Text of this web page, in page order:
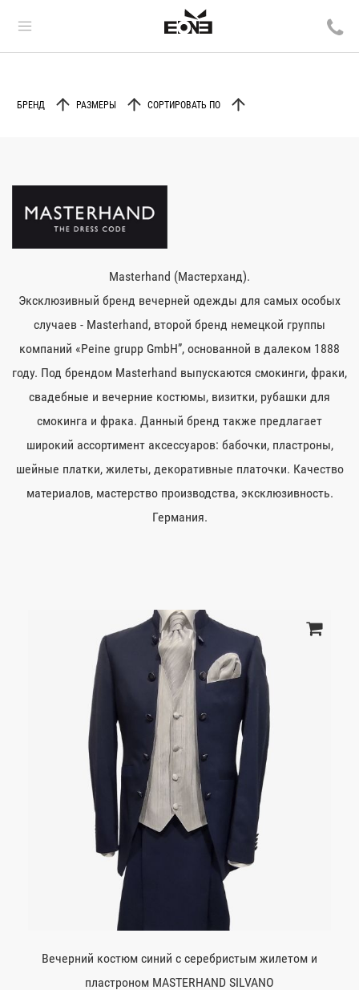
БРЕНД РАЗМЕРЫ СОРТИРОВАТЬ ПО
Masterhand (Мастерханд).
Эксклюзивный бренд вечерней одежды для самых особых
случаев - Masterhand, второй бренд немецкой группы
компаний «Peine grupp GmbH”, основанной в далеком 1888
году. Под брендом Masterhand выпускаются смокинги, фраки,
свадебные и вечерние костюмы, визитки, рубашки для
смокинга и фрака. Данный бренд также предлагает
широкий ассортимент аксессуаров: бабочки, пластроны,
шейные платки, жилеты, декоративные платочки. Качество
материалов, мастерство производства, эксклюзивность.
Германия.
Вечерний костюм синий с серебристым жилетом и
пластроном MASTERHAND SILVANO